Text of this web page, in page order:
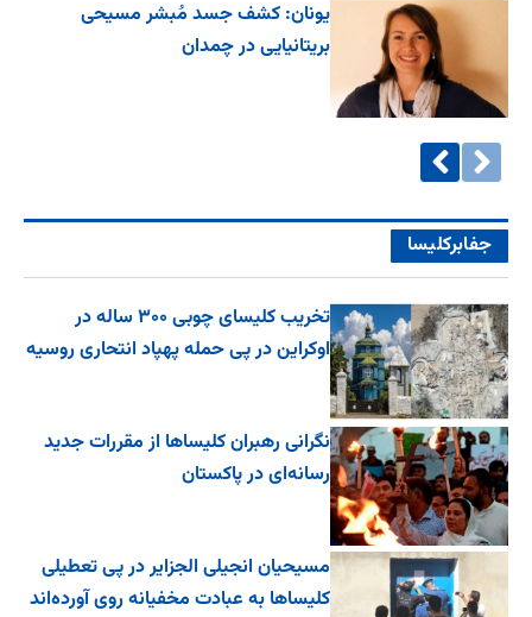
یونان: کشف جسد مُبشر مسیحی
بریتانیایی در چمدان
جفا‌بر‌کلیسا
تخریب کلیسای چوبی ۳۰۰ ساله در
اوکراین در پی حمله پهپاد انتحاری روسیه
نگرانی رهبران کلیساها از مقررات جدید
رسانه‌ای در پاکستان
مسیحیان انجیلی الجزایر در پی تعطیلی
کلیساها به عبادت مخفیانه روی آورده‌اند